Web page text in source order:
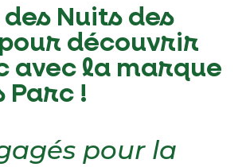
Nuits des
découvrir
avec la marque
!
pour la